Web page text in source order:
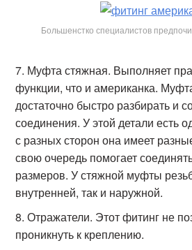
Большенстко специалистов
Муфта стяжная. Выполняет
функции, что и американка.
достаточно быстро разбирать и
соединения. У этой детали есть
с разных сторон она имеет
свою очередь помогает
размеров. У стяжной муфты
внутренней, так и наружной.
Отражатели. Этот фитинг не
проникнуть к креплению.